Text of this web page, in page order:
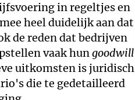
in regeltjes en
heel duidelijk aan dat
de reden dat bedrijven
vaak hungoodwill
uitkomsten is juridisch
die te gedetailleerd